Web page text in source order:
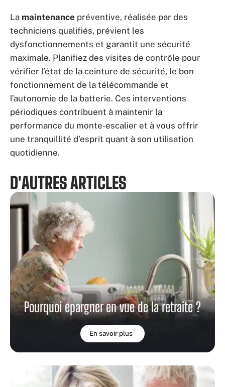
La maintenance préventive, réalisée par des
techniciens qualifiés, prévient les
dysfonctionnements et garantit une sécurité
maximale. Planifiez des visites de contrôle pour
vérifier l’état de la ceinture de sécurité, le bon
fonctionnement de la télécommande et
l’autonomie de la batterie. Ces interventions
périodiques contribuent à maintenir la
performance du monte-escalier et à vous offrir
une tranquillité d’esprit quant à son utilisation
quotidienne.
D'AUTRES ARTICLES
Pourquoi épargner en vue de la retraite ?
En savoir plus